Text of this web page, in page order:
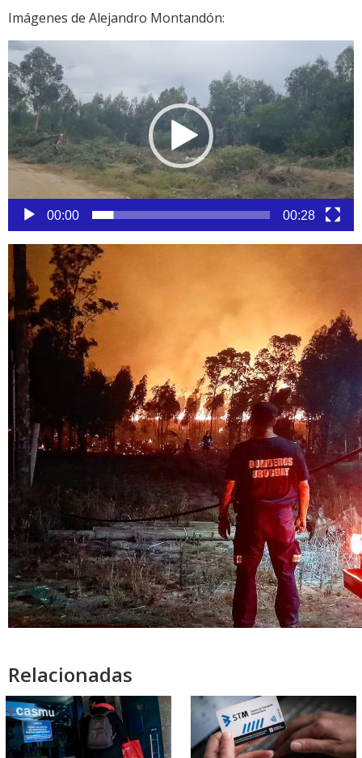
Imágenes de Alejandro Montandón:
Reproductor
de
vídeo
00:00 00:28
Relacionadas